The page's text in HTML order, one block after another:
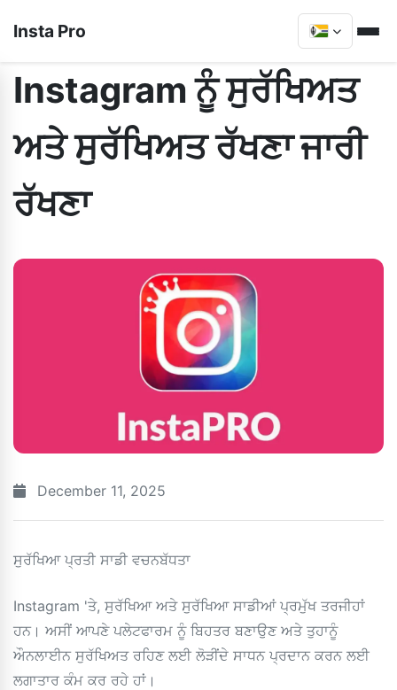
Insta Pro
Instagram ਨੂੰ ਸੁਰੱਖਿਅਤ
ਅਤੇ ਸੁਰੱਖਿਅਤ ਰੱਖਣਾ ਜਾਰੀ
ਰੱਖਣਾ
December 11, 2025
ਸੁਰੱਖਿਆ ਪ੍ਰਤੀ ਸਾਡੀ ਵਚਨਬੱਧਤਾ
Instagram 'ਤੇ, ਸੁਰੱਖਿਆ ਅਤੇ ਸੁਰੱਖਿਆ ਸਾਡੀਆਂ ਪ੍ਰਮੁੱਖ ਤਰਜੀਹਾਂ
ਹਨ। ਅਸੀਂ ਆਪਣੇ ਪਲੇਟਫਾਰਮ ਨੂੰ ਬਿਹਤਰ ਬਣਾਉਣ ਅਤੇ ਤੁਹਾਨੂੰ
ਔਨਲਾਈਨ ਸੁਰੱਖਿਅਤ ਰਹਿਣ ਲਈ ਲੋੜੀਂਦੇ ਸਾਧਨ ਪ੍ਰਦਾਨ ਕਰਨ ਲਈ
ਲਗਾਤਾਰ ਕੰਮ ਕਰ ਰਹੇ ਹਾਂ।